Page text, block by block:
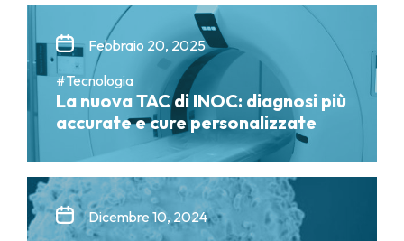
Febbraio 20, 2025
#Tecnologia
La nuova TAC di INOC: diagnosi più
accurate e cure personalizzate
Dicembre 10, 2024